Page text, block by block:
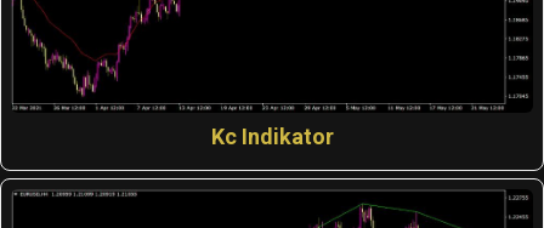
Kc Indikator